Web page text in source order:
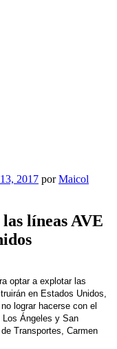
2017 porMaicol
líneas AVE
optar a explotar las
en Estados Unidos,
lograr hacerse con el
Ángeles y San
Transportes, Carmen